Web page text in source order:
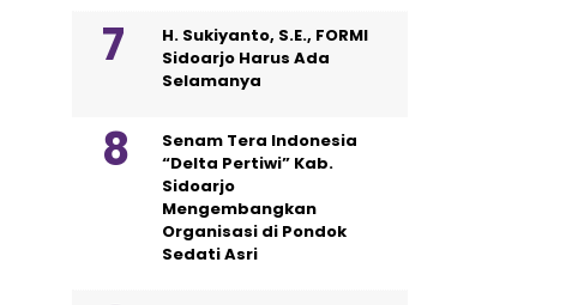
H. Sukiyanto, S.E., FORMI
Sidoarjo Harus Ada
Selamanya
Senam Tera Indonesia
“Delta Pertiwi” Kab.
Sidoarjo
Mengembangkan
Organisasi di Pondok
Sedati Asri